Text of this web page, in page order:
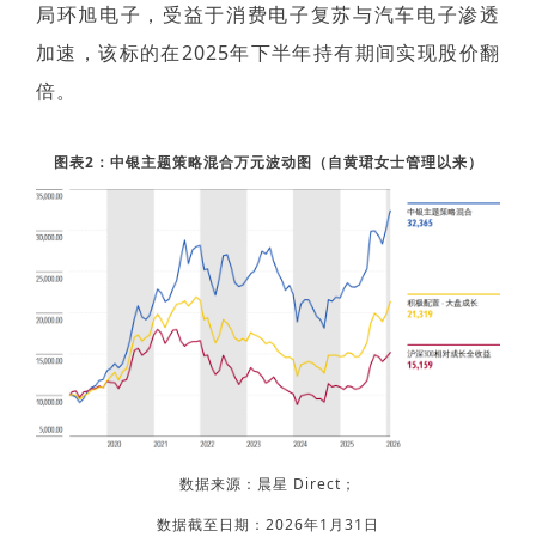
局环旭电子，受益于消费电子复苏与汽车电子渗透
加速，该标的在2025年下半年持有期间实现股价翻
倍。
图表2：中银主题策略混合万元波动图（自黄珺女士管理以来）
数据来源：晨星 Direct；
数据截至日期：2026年1月31日